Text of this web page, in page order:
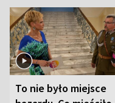
To nie było miejsce